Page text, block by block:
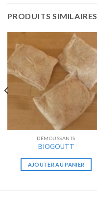
PRODUITS SIMILAIRES
DÉMOUSSANTS
BIOGOUTT
AJOUTER AU PANIER